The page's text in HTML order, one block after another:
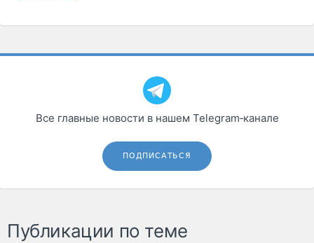
Все главные новости в нашем Telegram‑канале
ПОДПИСАТЬСЯ
Публикации по теме